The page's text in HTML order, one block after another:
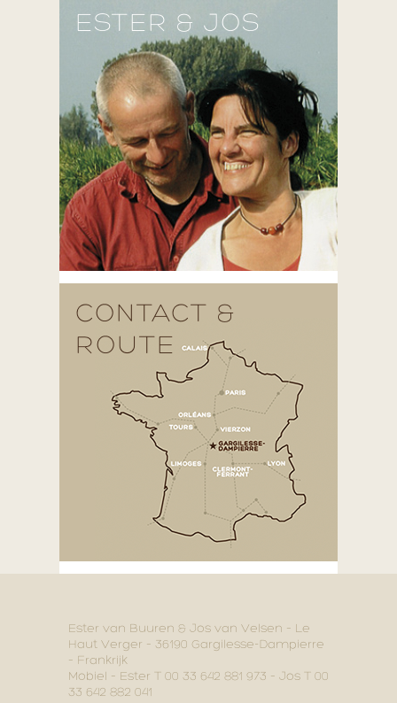
ESTER & JOS
CONTACT &
ROUTE
Ester van Buuren & Jos van Velsen – Le
Haut Verger – 36190 Gargilesse-Dampierre
– Frankrijk
Mobiel – Ester T 00 33 642 881 973 – Jos T 00
33 642 882 041